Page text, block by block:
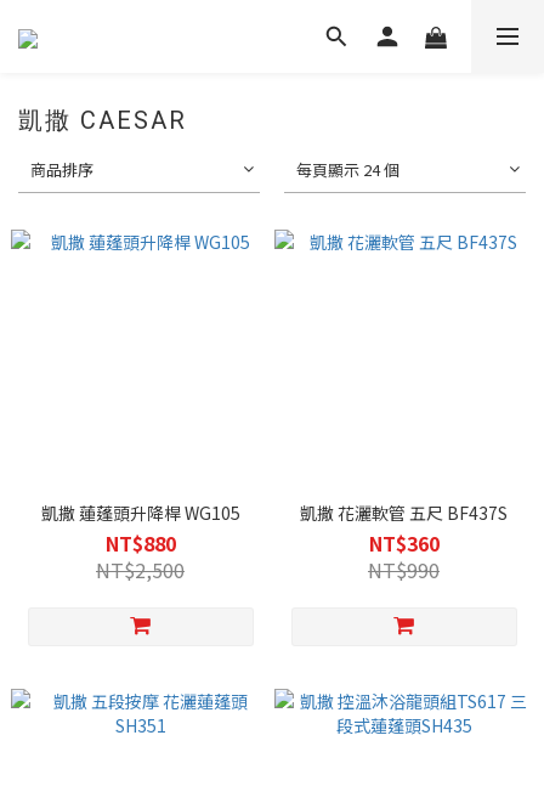
凱撒 CAESAR
商品排序 每頁顯示 24 個
凱撒 蓮蓬頭升降桿 WG105
NT$880
NT$2,500
凱撒 花灑軟管 五尺 BF437S
NT$360
NT$990